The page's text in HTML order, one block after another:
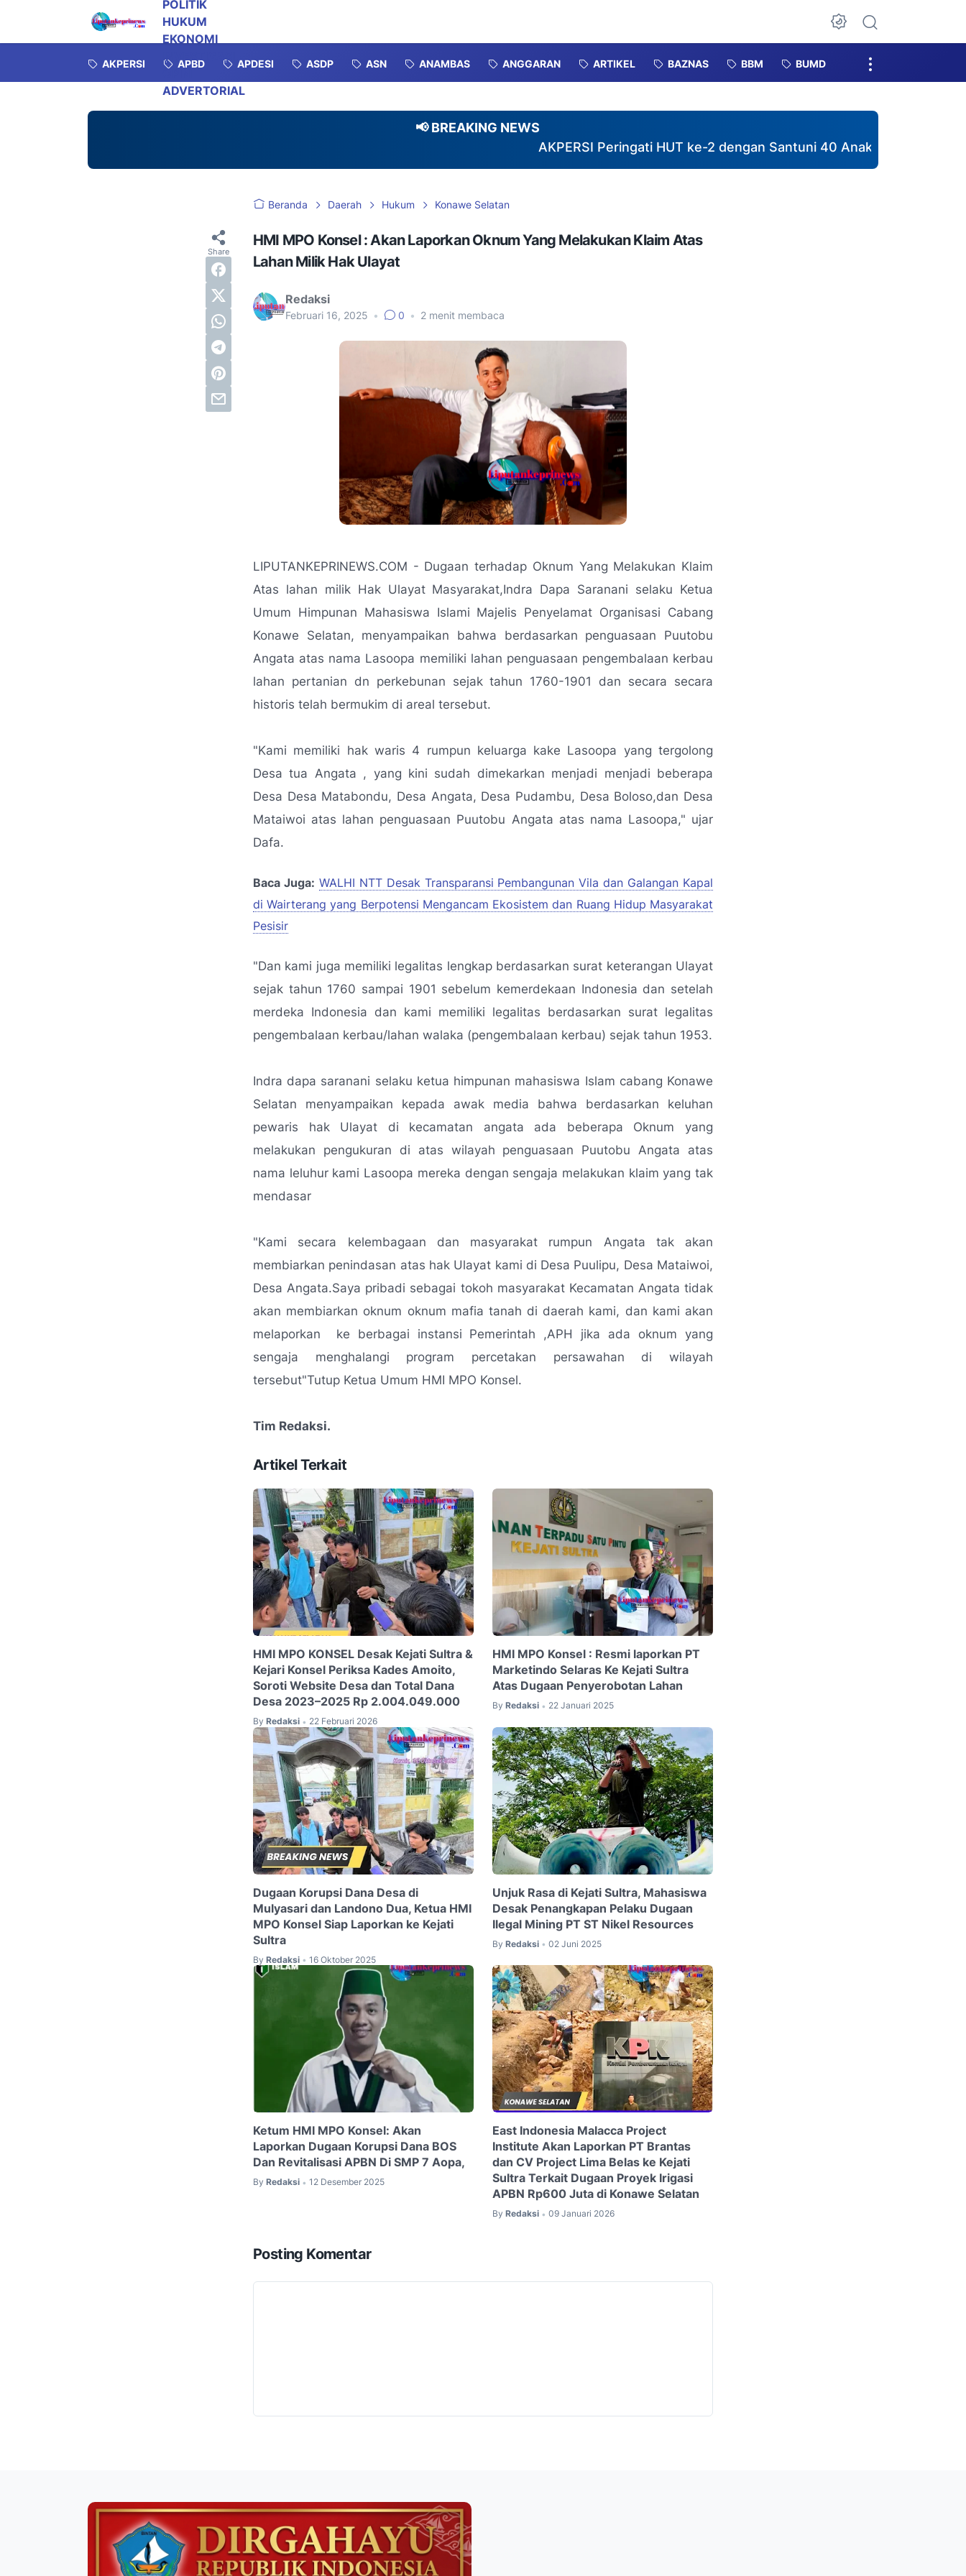
POLITIK
HUKUM
EKONOMI
INVESTIGASI
OPINI
ADVERTORIAL
Dark Mode
AKPERSI APBD APDESI ASDP ASN ANAMBAS ANGGARAN ARTIKEL BAZNAS BBM BUMD
📢 BREAKING NEWS
AKPERSI Peringati HUT ke-2 dengan Santuni 40 Anak Yatim dan Salurkan
Beranda Daerah Hukum Konawe Selatan
HMI MPO Konsel : Akan Laporkan Oknum Yang Melakukan Klaim Atas
Lahan Milik Hak Ulayat
Redaksi
Februari 16, 2025 • 0 • 2 menit membaca
LIPUTANKEPRINEWS.COM - Dugaan terhadap Oknum Yang Melakukan Klaim
Atas lahan milik Hak Ulayat Masyarakat,Indra Dapa Saranani selaku Ketua
Umum Himpunan Mahasiswa Islami Majelis Penyelamat Organisasi Cabang
Konawe Selatan, menyampaikan bahwa berdasarkan penguasaan Puutobu
Angata atas nama Lasoopa memiliki lahan penguasaan pengembalaan kerbau
lahan pertanian dn perkebunan sejak tahun 1760-1901 dan secara secara
historis telah bermukim di areal tersebut.
"Kami memiliki hak waris 4 rumpun keluarga kake Lasoopa yang tergolong
Desa tua Angata , yang kini sudah dimekarkan menjadi menjadi beberapa
Desa Desa Matabondu, Desa Angata, Desa Pudambu, Desa Boloso,dan Desa
Mataiwoi atas lahan penguasaan Puutobu Angata atas nama Lasoopa," ujar
Dafa.
Baca Juga: WALHI NTT Desak Transparansi Pembangunan Vila dan Galangan Kapal
di Wairterang yang Berpotensi Mengancam Ekosistem dan Ruang Hidup Masyarakat
Pesisir
"Dan kami juga memiliki legalitas lengkap berdasarkan surat keterangan Ulayat
sejak tahun 1760 sampai 1901 sebelum kemerdekaan Indonesia dan setelah
merdeka Indonesia dan kami memiliki legalitas berdasarkan surat legalitas
pengembalaan kerbau/lahan walaka (pengembalaan kerbau) sejak tahun 1953.
Indra dapa saranani selaku ketua himpunan mahasiswa Islam cabang Konawe
Selatan menyampaikan kepada awak media bahwa berdasarkan keluhan
pewaris hak Ulayat di kecamatan angata ada beberapa Oknum yang
melakukan pengukuran di atas wilayah penguasaan Puutobu Angata atas
nama leluhur kami Lasoopa mereka dengan sengaja melakukan klaim yang tak
mendasar
"Kami secara kelembagaan dan masyarakat rumpun Angata tak akan
membiarkan penindasan atas hak Ulayat kami di Desa Puulipu, Desa Mataiwoi,
Desa Angata.Saya pribadi sebagai tokoh masyarakat Kecamatan Angata tidak
akan membiarkan oknum oknum mafia tanah di daerah kami, dan kami akan
melaporkan ke berbagai instansi Pemerintah ,APH jika ada oknum yang
sengaja menghalangi program percetakan persawahan di wilayah
tersebut"Tutup Ketua Umum HMI MPO Konsel.
Tim Redaksi.
Artikel Terkait
HMI MPO KONSEL Desak Kejati Sultra &
Kejari Konsel Periksa Kades Amoito,
Soroti Website Desa dan Total Dana
Desa 2023–2025 Rp 2.004.049.000
By Redaksi • 22 Februari 2026
HMI MPO Konsel : Resmi laporkan PT
Marketindo Selaras Ke Kejati Sultra
Atas Dugaan Penyerobotan Lahan
By Redaksi • 22 Januari 2025
Dugaan Korupsi Dana Desa di
Mulyasari dan Landono Dua, Ketua HMI
MPO Konsel Siap Laporkan ke Kejati
Sultra
By Redaksi • 16 Oktober 2025
Unjuk Rasa di Kejati Sultra, Mahasiswa
Desak Penangkapan Pelaku Dugaan
Ilegal Mining PT ST Nikel Resources
By Redaksi • 02 Juni 2025
Ketum HMI MPO Konsel: Akan
Laporkan Dugaan Korupsi Dana BOS
Dan Revitalisasi APBN Di SMP 7 Aopa,
By Redaksi • 12 Desember 2025
East Indonesia Malacca Project
Institute Akan Laporkan PT Brantas
dan CV Project Lima Belas ke Kejati
Sultra Terkait Dugaan Proyek Irigasi
APBN Rp600 Juta di Konawe Selatan
By Redaksi • 09 Januari 2026
Posting Komentar